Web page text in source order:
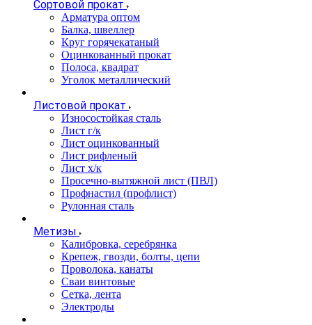
Сортовой прокат
Арматура оптом
Балка, швеллер
Круг горячекатаный
Оцинкованный прокат
Полоса, квадрат
Уголок металлический
Листовой прокат
Износостойкая сталь
Лист г/к
Лист оцинкованный
Лист рифленый
Лист х/к
Просечно-вытяжной лист (ПВЛ)
Профнастил (профлист)
Рулонная сталь
Метизы
Калибровка, серебрянка
Крепеж, гвозди, болты, цепи
Проволока, канаты
Сваи винтовые
Сетка, лента
Электроды